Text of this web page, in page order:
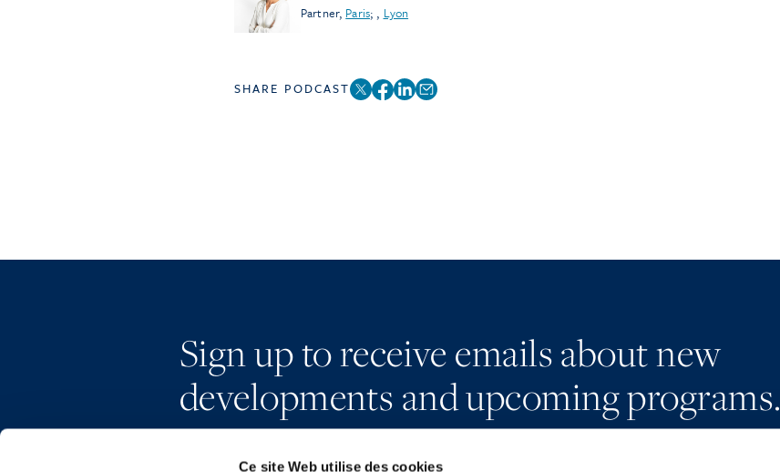
Ce site Web utilise des cookies
Partner, Paris; , Lyon
SHARE PODCAST
Sign up to receive emails about new
developments and upcoming programs.